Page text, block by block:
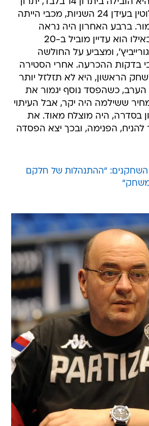
אפילו שבמחצית היא הובילה ביתרון 14 בלבד, יתרון
חסר חשיבות לחלוטין בעידן 24 השניות, מכבי הייתה
ברבע האחרון היה נראה
שאנדרסון שיחק כאילו הוא עדיין מוביל ב-20
ומצביע על החולשה
בדקות ההכרעה. אחרי הסטירה
הראשון, היא לא תזלזל יותר
הערב, כשהפסד נוסף יגמור את
ששילמה היה יקר, אבל העיתוי
בסדרה, היה מוצלח מאוד. את
הפנימה, ובכך יצא הפסדה
השחקנים: "ההתנהלות של חלקם
משחק"